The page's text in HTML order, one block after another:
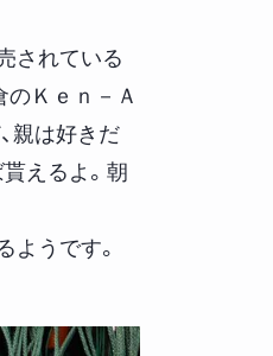
されている
のＫｅｎ－Ａ
親は好きだ
えるよ。朝
ようです。